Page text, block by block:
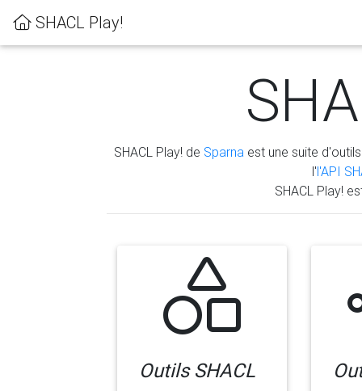
SHACL Play!
SHACL Play! de Sparna est une suite
l'l'API
SHACL Play!
Outils SHACL